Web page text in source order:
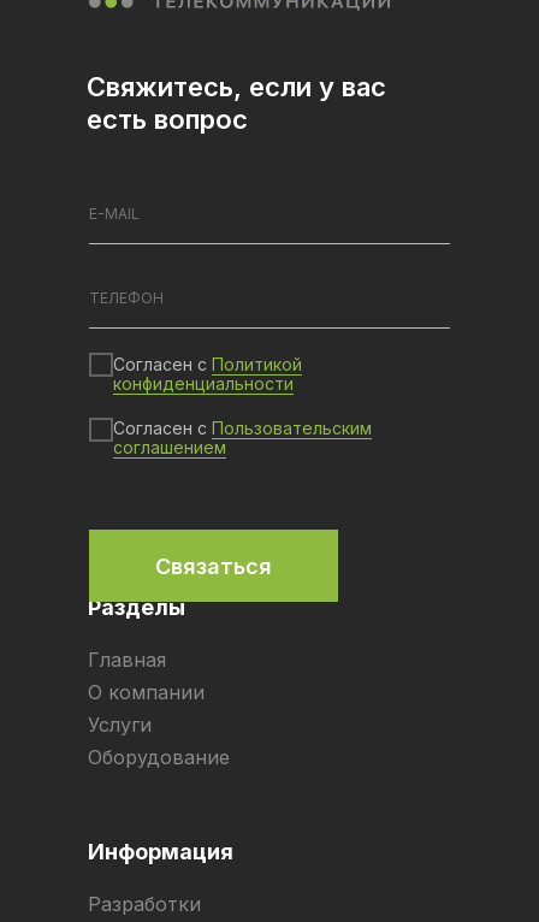
Разделы
Информация
Главная
О компании
Услуги
Оборудование
Разработки
Согласен с Политикой
конфиденциальности
Согласен с Пользовательским
соглашением
Связаться
Свяжитесь, если у вас
есть вопрос